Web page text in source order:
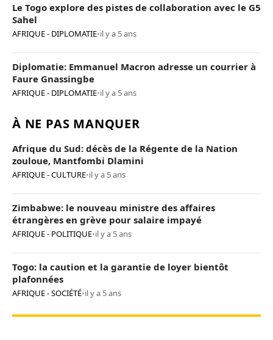
Le Togo explore des pistes de collaboration avec le G5
Sahel
AFRIQUE - DIPLOMATIE•il y a 5 ans
Diplomatie: Emmanuel Macron adresse un courrier à
Faure Gnassingbe
AFRIQUE - DIPLOMATIE•il y a 5 ans
À NE PAS MANQUER
Afrique du Sud: décès de la Régente de la Nation
zouloue, Mantfombi Dlamini
AFRIQUE - CULTURE•il y a 5 ans
Zimbabwe: le nouveau ministre des affaires
étrangères en grève pour salaire impayé
AFRIQUE - POLITIQUE•il y a 5 ans
Togo: la caution et la garantie de loyer bientôt
plafonnées
AFRIQUE - SOCIÉTÉ•il y a 5 ans